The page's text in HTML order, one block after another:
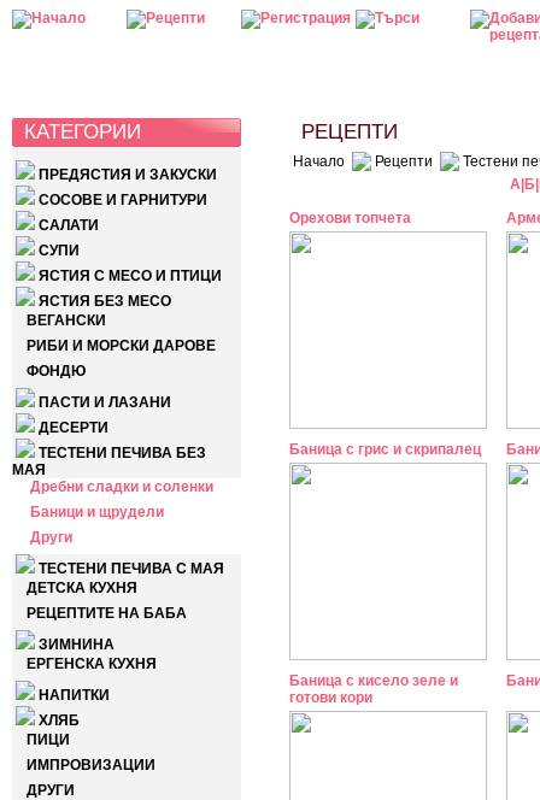
КАТЕГОРИИ
ПРЕДЯСТИЯ И ЗАКУСКИ
СОСОВЕ И ГАРНИТУРИ
САЛАТИ
СУПИ
ЯСТИЯ С МЕСО И ПТИЦИ
ЯСТИЯ БЕЗ МЕСО
ВЕГАНСКИ
РИБИ И МОРСКИ ДАРОВЕ
ФОНДЮ
ПАСТИ И ЛАЗАНИ
ДЕСЕРТИ
ТЕСТЕНИ ПЕЧИВА БЕЗ
МАЯ
Дребни сладки и соленки
Баници и щрудели
Други
ТЕСТЕНИ ПЕЧИВА С МАЯ
ДЕТСКА КУХНЯ
РЕЦЕПТИТЕ НА БАБА
ЗИМНИНА
ЕРГЕНСКА КУХНЯ
НАПИТКИ
ХЛЯБ
ПИЦИ
ИМПРОВИЗАЦИИ
ДРУГИ
РЕЦЕПТИ
Начало Рецепти
Тестени
А Б
Орехови топчета
Баница с грис и скрипалец
Баница с кисело зеле и
готови кори